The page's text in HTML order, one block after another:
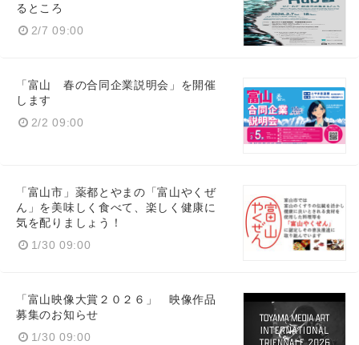
るところ
2/7 09:00
「富山 春の合同企業説明会」を開催
します
2/2 09:00
「富山市」薬都とやまの「富山やくぜ
ん」を美味しく食べて、楽しく健康に
気を配りましょう！
1/30 09:00
「富山映像大賞２０２６」 映像作品
募集のお知らせ
1/30 09:00